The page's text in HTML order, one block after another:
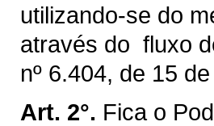
utilizando-se do
através do fluxo
nº 6.404, de 15
Art. 2°. Fica o